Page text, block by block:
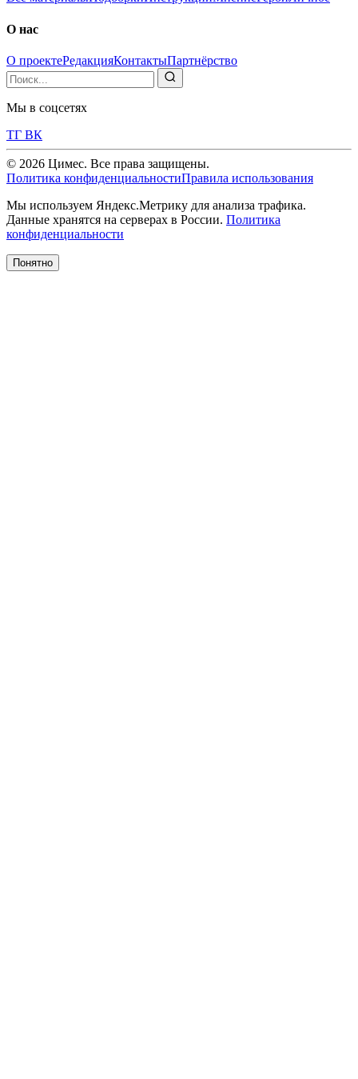
О нас
О проектеРедакцияКонтактыПартнёрство
Мы в соцсетях
ТГ ВК
© 2026 Цимес. Все права защищены.
Политика конфиденциальностиПравила использования
Мы используем Яндекс.Метрику для анализа трафика.
Данные хранятся на серверах в России. Политика
конфиденциальности
Понятно